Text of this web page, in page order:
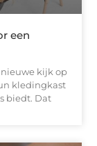
een
kijk op
kledingkast
biedt. Dat